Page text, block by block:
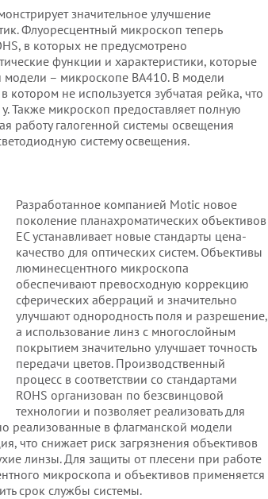
значительное улучшение
Флуоресцентный микроскоп теперь
в которых не предусмотрено
функции и характеристики, которые
– микроскопе BA410. В модели
не используется зубчатая рейка, что
Также микроскоп предоставляет полную
работу галогенной системы освещения
систему освещения.
Разработанное компанией Motic новое
поколение планахроматических объективов
EC устанавливает новые стандарты цена-
качество для оптических систем. Объективы
люминесцентного микроскопа
обеспечивают превосходную коррекцию
сферических аберраций и значительно
улучшают однородность поля и разрешение,
а использование линз с многослойным
покрытием значительно улучшает точность
передачи цветов. Производственный
процесс в соответствии со стандартами
ROHS организован по безсвинцовой
технологии и позволяет реализовать для
реализованные в флагманской модели
что снижает риск загрязнения объективов
линзы. Для защиты от плесени при работе
микроскопа и объективов применяется
срок службы системы.